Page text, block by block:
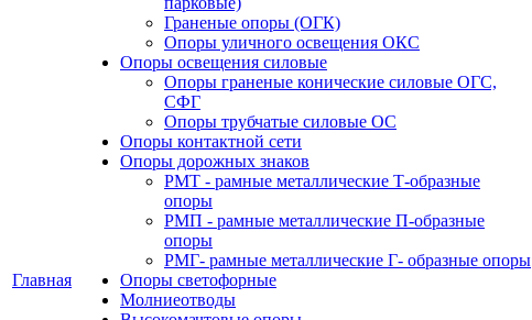
Главная
Граненые опоры (ОГК)
Опоры уличного освещения ОКС
Опоры освещения силовые
Опоры граненые конические силовые ОГС,
СФГ
Опоры трубчатые силовые ОС
Опоры контактной сети
Опоры дорожных знаков
РМТ - рамные металлические Т-образные
опоры
РМП - рамные металлические П-образные
опоры
РМГ- рамные металлические Г- образные опоры
Опоры светофорные
Молниеотводы